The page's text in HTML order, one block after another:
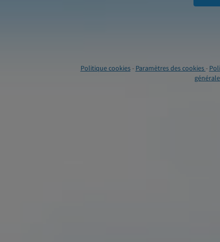
Politique cookies- Paramètres des cookies-